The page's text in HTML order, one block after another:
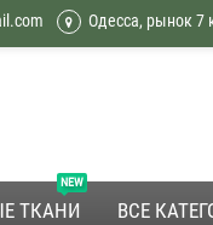
Одесса, рынок 7
NEW
ТКАНИ ВСЕ